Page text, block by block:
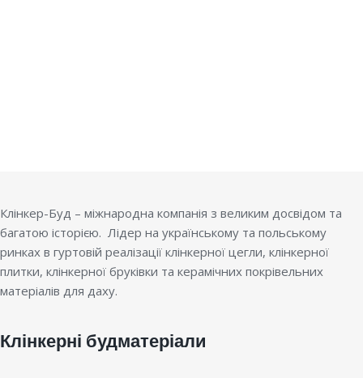
Клінкер-Буд – міжнародна компанія з великим досвідом та
багатою історією. Лідер на українському та польському
ринках в гуртовій реалізації клінкерної цегли, клінкерної
плитки, клінкерної бруківки та керамічних покрівельних
матеріалів для даху.
Клінкерні будматеріали